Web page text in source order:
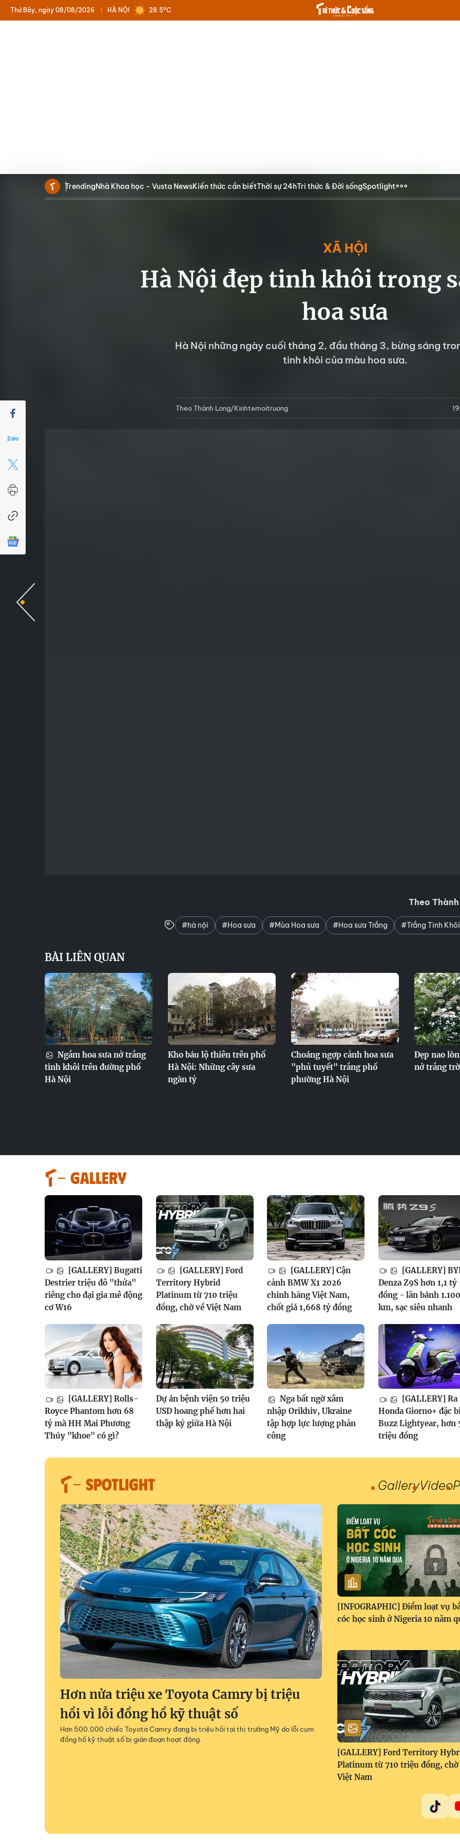
HÀ NỘI
Thứ Bảy, ngày 08/08/2026 28.5°C
TrendingNhà Khoa học - Vusta NewsKiến thức cần biếtThời sự 24hTri thức & Đời sốngSpotlight
XÃ HỘI
Hà Nội đẹp tinh khôi trong
hoa sưa
Hà Nội những ngày cuối tháng 2, đầu tháng 3, bừng sáng
tinh khôi của màu hoa sưa.
Theo Thành Long/Kinhtemoitruong
Theo
#hà nội #Hoa sưa #Mùa Hoa sưa #Hoa sưa Trắng #Trắng Tinh Khôi
BÀI LIÊN QUAN
Ngắm hoa sưa nở trắng
tinh khôi trên đường phố
Hà Nội
Kho báu lộ thiên trên phố
Hà Nội: Những cây sưa
ngàn tỷ
Choáng ngợp cảnh hoa sưa
"phủ tuyết" trắng phố
phường Hà Nội
Đẹp nao
nở trắng
GALLERY
[GALLERY] Bugatti
Destrier triệu đô "thửa"
riêng cho đại gia mê động
cơ W16
[GALLERY] Ford
Territory Hybrid
Platinum từ 710 triệu
đồng, chờ về Việt Nam
[GALLERY] Cận
cảnh BMW X1 2026
chính hãng Việt Nam,
chốt giá 1,668 tỷ đồng
[GALLERY]
Denza Z9S hơn 1,1 tỷ
đồng - lăn bánh 1.100
km, sạc siêu nhanh
[GALLERY] Rolls-
Royce Phantom hơn 68
tỷ mà HH Mai Phương
Thúy "khoe" có gì?
Dự án bệnh viện 50 triệu
USD hoang phế hơn hai
thập kỷ giữa Hà Nội
Nga bất ngờ xâm
nhập Orikhiv, Ukraine
tập hợp lực lượng phản
công
[GALLERY]
Honda Giorno+ đặc
Buzz Lightyear, hơn
triệu đồng
SPOTLIGHT GalleryVideo
Hơn nửa triệu xe Toyota Camry bị triệu
hồi vì lỗi đồng hồ kỹ thuật số
Hơn 500.000 chiếc Toyota Camry đang bị triệu hồi tại thị trường Mỹ do lỗi cụm
đồng hồ kỹ thuật số bị gián đoạn hoạt động.
[INFOGRAPHIC] Điểm loạt vụ
cóc học sinh ở Nigeria 10 năm
[GALLERY] Ford Territory
Platinum từ 710 triệu đồng, chờ
Việt Nam